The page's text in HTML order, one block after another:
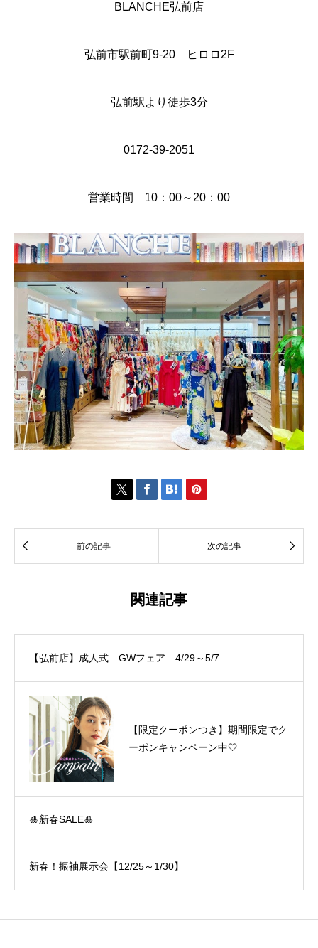
BLANCHE弘前店
弘前市駅前町9-20 ヒロロ2F
弘前駅より徒歩3分
0172-39-2051
営業時間 10：00～20：00
   
 前の記事 次の記事 
関連記事
【弘前店】成人式 GWフェア 4/29～5/7
【限定クーポンつき】期間限定でク
ーポンキャンペーン中🤍
🎍新春SALE🎍
新春！振袖展示会【12/25～1/30】